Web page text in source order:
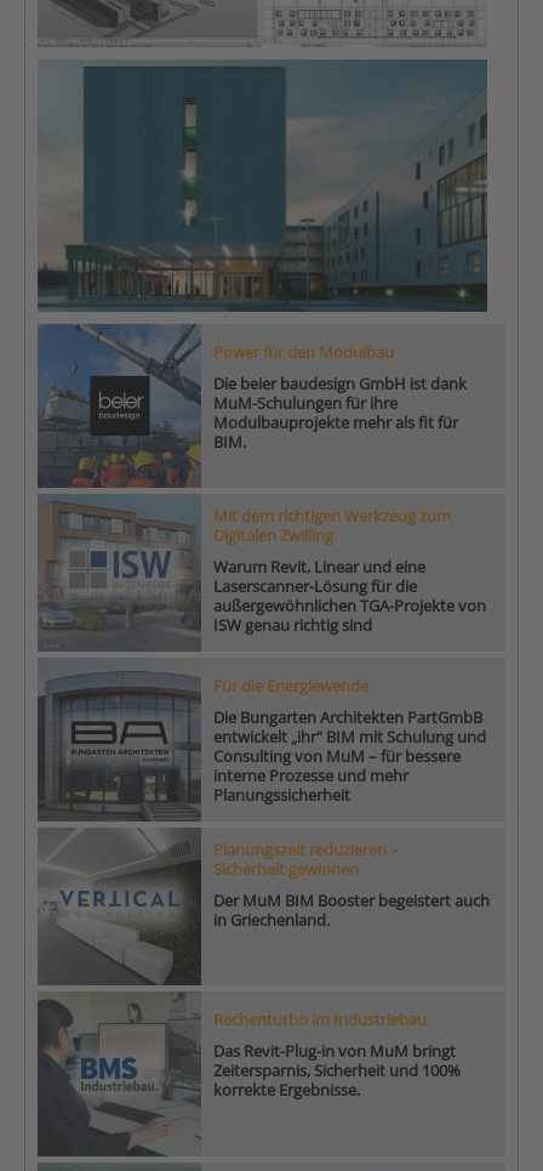
Power für den Modulbau
Die beier baudesign GmbH ist dank
MuM-Schulungen für ihre
Modulbauprojekte mehr als fit für
BIM.
Mit dem richtigen Werkzeug zum
Digitalen Zwilling
Warum Revit, Linear und eine
Laserscanner-Lösung für die
außergewöhnlichen TGA-Projekte von
ISW genau richtig sind
Für die Energiewende
Die Bungarten Architekten PartGmbB
entwickelt „ihr“ BIM mit Schulung und
Consulting von MuM – für bessere
interne Prozesse und mehr
Planungssicherheit
Planungszeit reduzieren –
Sicherheit gewinnen
Der MuM BIM Booster begeistert auch
in Griechenland.
Rechenturbo im Industriebau
Das Revit-Plug-in von MuM bringt
Zeitersparnis, Sicherheit und 100%
korrekte Ergebnisse.